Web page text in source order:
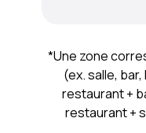
*Une zone
(ex. salle,
restaurant +
restaurant +